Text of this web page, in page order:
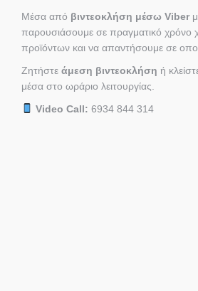
Μέσα από βιντεοκλήση μέσω Viber
παρουσιάσουμε σε πραγματικό χρόνο
προϊόντων και να απαντήσουμε σε
Ζητήστε άμεση βιντεοκλήση ή
μέσα στο ωράριο λειτουργίας.
Video Call: 6934 844 314